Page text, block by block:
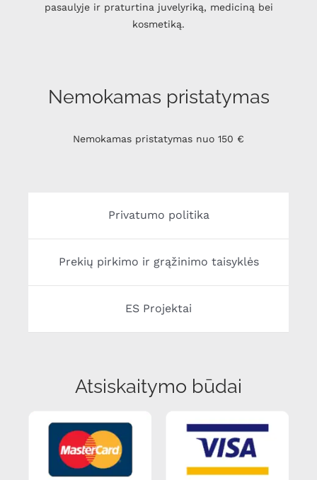
pasaulyje ir praturtina juvelyriką, mediciną bei
kosmetiką.
Nemokamas pristatymas
Nemokamas pristatymas nuo 150 €
Privatumo politika
Prekių pirkimo ir grąžinimo taisyklės
ES Projektai
Atsiskaitymo būdai